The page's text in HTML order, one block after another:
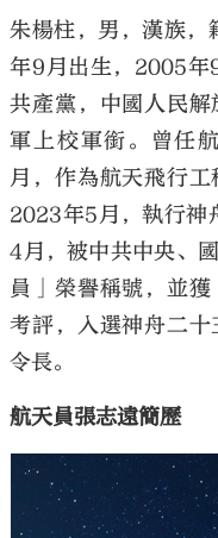
朱楊柱，男，漢族，
年9月出生，2005年
共產黨，中國人民
軍上校軍銜。曾任
月，作為航天飛行工
2023年5月，執行神
4月，被中共中央、
員」榮譽稱號，並
考評，入選神舟二
令長。
航天員張志遠簡歷